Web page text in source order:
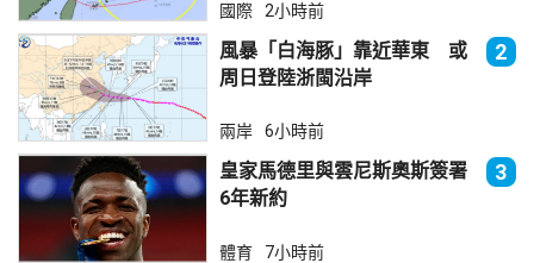
國際 2小時前
風暴「白海豚」靠近華東 或
周日登陸浙閩沿岸
2
兩岸 6小時前
皇家馬德里與雲尼斯奧斯簽署
6年新約
3
體育 7小時前